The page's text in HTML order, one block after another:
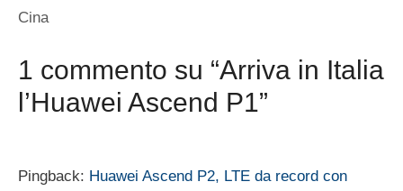
Cina
1 commento su “Arriva in Italia
l’Huawei Ascend P1”
Pingback: Huawei Ascend P2, LTE da record con